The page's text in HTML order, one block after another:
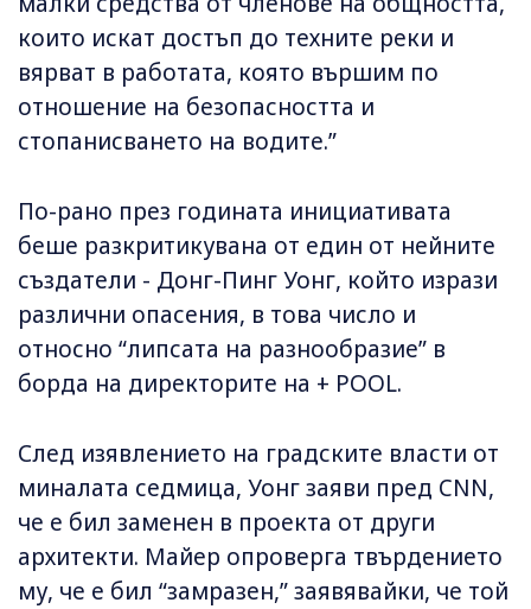
които искат достъп до техните реки и
вярват в работата, която вършим по
отношение на безопасността и
стопанисването на водите.”
По-рано през годината инициативата
беше разкритикувана от един от нейните
създатели - Донг-Пинг Уонг, който изрази
различни опасения, в това число и
относно “липсата на разнообразие” в
борда на директорите на + POOL.
След изявлението на градските власти от
миналата седмица, Уонг заяви пред CNN,
че е бил заменен в проекта от други
архитекти. Майер опроверга твърдението
му, че е бил “замразен,” заявявайки, че той